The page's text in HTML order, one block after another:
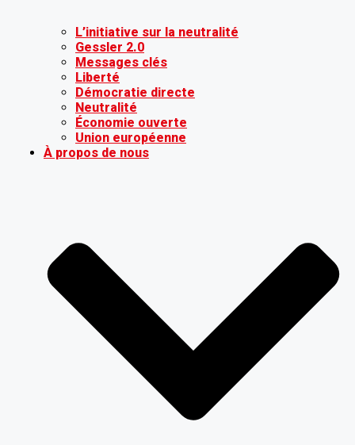
L’initiative sur la neutralité
Gessler 2.0
Messages clés
Liberté
Démocratie directe
Neutralité
Économie ouverte
Union européenne
À propos de nous